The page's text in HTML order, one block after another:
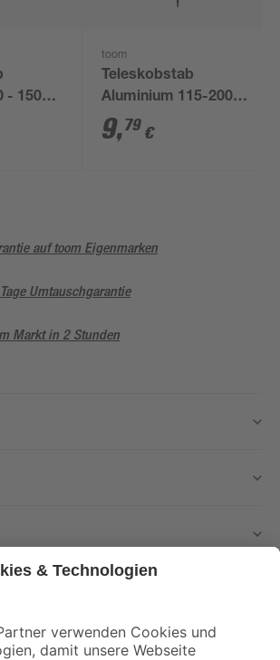
- 150
toom
Teleskobstab
Aluminium 115-200
cm
9,79 €
auf toom Eigenmarken
Umtauschgarantie
Markt in 2 Stunden
Angebote und Aktionen mehr verpassen!